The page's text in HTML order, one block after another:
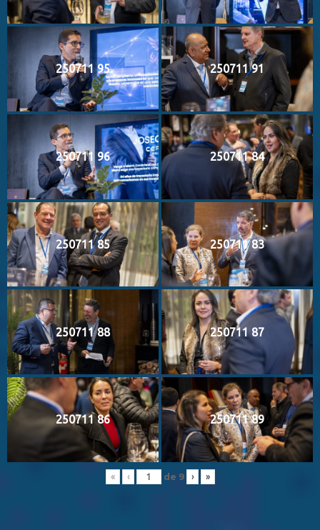
250711 95 250711 91
250711 96 250711 84
250711 85 250711 83
250711 88 250711 87
250711 86 250711 89
« ‹ de 9 › »